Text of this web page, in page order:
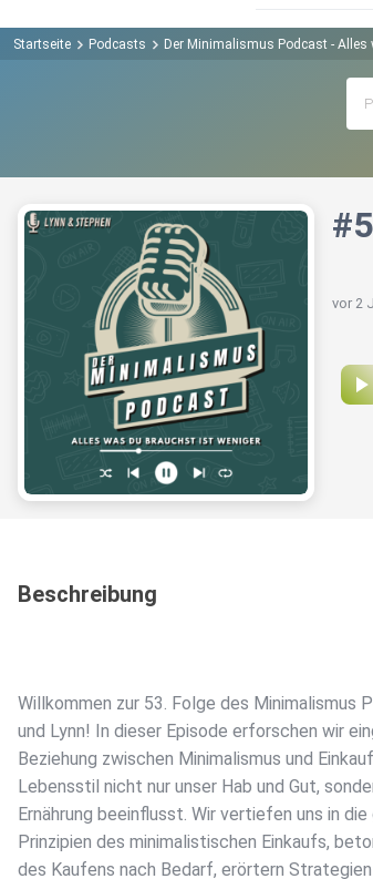
Startseite Podcasts Der Minimalismus Podcast -
vor 2
Beschreibung
Willkommen zur 53. Folge des Minimalismus
und Lynn! In dieser Episode erforschen wir
Beziehung zwischen Minimalismus und
Lebensstil nicht nur unser Hab und Gut,
Ernährung beeinflusst. Wir vertiefen uns in
Prinzipien des minimalistischen Einkaufs,
des Kaufens nach Bedarf, erörtern